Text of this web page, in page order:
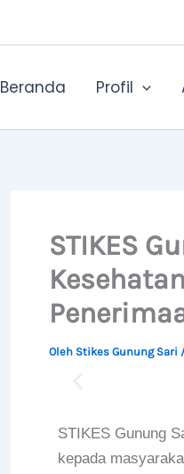
Beranda Profil
STIKES
Oleh Stikes Gunung Sari
STIKES Gunung
kepada